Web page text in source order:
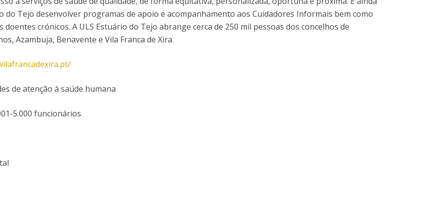
Post-Doctorate in Bioethics
Get to Know the Catolica Medical School
Ambassadors
Media & Public
do Tejo desenvolver programas de apoio e acompanhamento aos Cuidadores Informais bem como
doentes crónicos. A ULS Estuário do Tejo abrange cerca de 250 mil pessoas dos concelhos de
Azambuja, Benavente e Vila Franca de Xira.
de atenção à saúde humana
5.000 funcionários